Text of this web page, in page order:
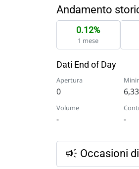
Andamento
0.12%
1 mese
Dati End of Day
Apertura
0
Volume
- -
Occasioni